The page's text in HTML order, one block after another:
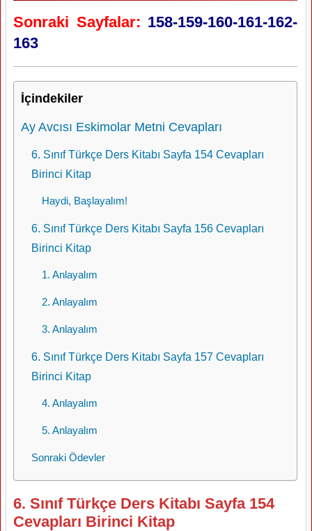
Sonraki Sayfalar: 158-159-160-161-162-
163
İçindekiler
Ay Avcısı Eskimolar Metni Cevapları
6. Sınıf Türkçe Ders Kitabı Sayfa 154 Cevapları
Birinci Kitap
Haydi, Başlayalım!
6. Sınıf Türkçe Ders Kitabı Sayfa 156 Cevapları
Birinci Kitap
1. Anlayalım
2. Anlayalım
3. Anlayalım
6. Sınıf Türkçe Ders Kitabı Sayfa 157 Cevapları
Birinci Kitap
4. Anlayalım
5. Anlayalım
Sonraki Ödevler
6. Sınıf Türkçe Ders Kitabı Sayfa 154
Cevapları Birinci Kitap